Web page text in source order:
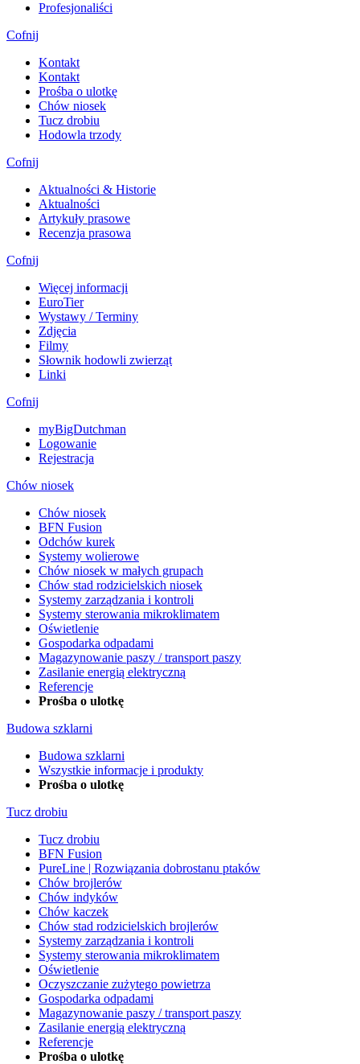
Profesjonaliści
Cofnij
Kontakt
Kontakt
Prośba o ulotkę
Chów niosek
Tucz drobiu
Hodowla trzody
Cofnij
Aktualności & Historie
Aktualności
Artykuły prasowe
Recenzja prasowa
Cofnij
Więcej informacji
EuroTier
Wystawy / Terminy
Zdjęcia
Filmy
Słownik hodowli zwierząt
Linki
Cofnij
myBigDutchman
Logowanie
Rejestracja
Chów niosek
Chów niosek
BFN Fusion
Odchów kurek
Systemy wolierowe
Chów niosek w małych grupach
Chów stad rodzicielskich niosek
Systemy zarządzania i kontroli
Systemy sterowania mikroklimatem
Oświetlenie
Gospodarka odpadami
Magazynowanie paszy / transport paszy
Zasilanie energią elektryczną
Referencje
Prośba o ulotkę
Budowa szklarni
Budowa szklarni
Wszystkie informacje i produkty
Prośba o ulotkę
Tucz drobiu
Tucz drobiu
BFN Fusion
PureLine | Rozwiązania dobrostanu ptaków
Chów brojlerów
Chów indyków
Chów kaczek
Chów stad rodzicielskich brojlerów
Systemy zarządzania i kontroli
Systemy sterowania mikroklimatem
Oświetlenie
Oczyszczanie zużytego powietrza
Gospodarka odpadami
Magazynowanie paszy / transport paszy
Zasilanie energią elektryczną
Referencje
Prośba o ulotkę